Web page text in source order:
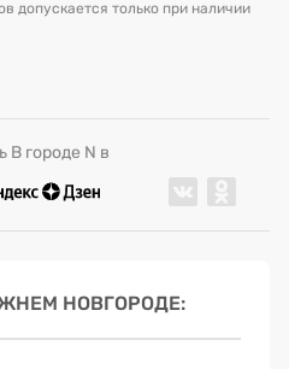
допускается только при наличии
В городе N в
НОВГОРОДЕ